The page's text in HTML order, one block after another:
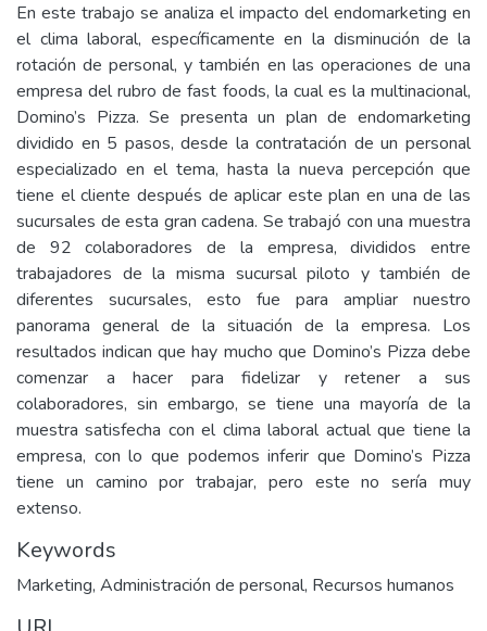
En este trabajo se analiza el impacto del endomarketing en
el clima laboral, específicamente en la disminución de la
rotación de personal, y también en las operaciones de una
empresa del rubro de fast foods, la cual es la multinacional,
Domino’s Pizza. Se presenta un plan de endomarketing
dividido en 5 pasos, desde la contratación de un personal
especializado en el tema, hasta la nueva percepción que
tiene el cliente después de aplicar este plan en una de las
sucursales de esta gran cadena. Se trabajó con una muestra
de 92 colaboradores de la empresa, divididos entre
trabajadores de la misma sucursal piloto y también de
diferentes sucursales, esto fue para ampliar nuestro
panorama general de la situación de la empresa. Los
resultados indican que hay mucho que Domino’s Pizza debe
comenzar a hacer para fidelizar y retener a sus
colaboradores, sin embargo, se tiene una mayoría de la
muestra satisfecha con el clima laboral actual que tiene la
empresa, con lo que podemos inferir que Domino’s Pizza
tiene un camino por trabajar, pero este no sería muy
extenso.
Keywords
Marketing, Administración de personal, Recursos humanos